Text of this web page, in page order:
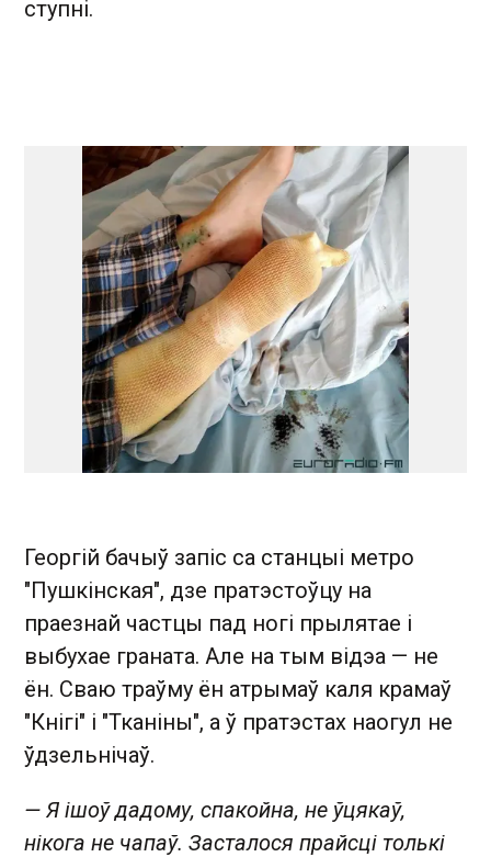
ступні.
Георгій бачыў запіс са станцыі метро
"Пушкінская", дзе пратэстоўцу на
праезнай частцы пад ногі прылятае і
выбухае граната. Але на тым відэа — не
ён. Сваю траўму ён атрымаў каля крамаў
"Кнігі" і "Тканіны", а ў пратэстах наогул не
ўдзельнічаў.
— Я ішоў дадому, спакойна, не ўцякаў,
нікога не чапаў. Засталося прайсці толькі